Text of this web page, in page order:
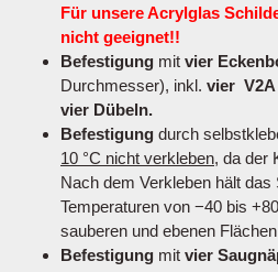
Für unsere Acrylglas
nicht geeignet!!
Befestigung mit vier
Durchmesser), inkl. vier V2A
vier Dübeln.
Befestigung durch
10 °C nicht verkleben, da der
Nach dem Verkleben hält das
Temperaturen von −40 bis
sauberen und ebenen
Befestigung mit vier